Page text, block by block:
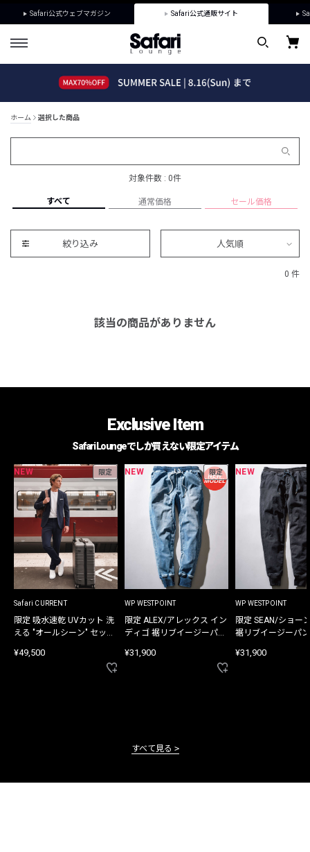
Safari公式ウェブマガジン Safari公式通販サイト
ホーム 選択した商品
対象件数 : 0件
すべて 通常価格 セール価格
絞り込み 人気順
0 件
該当の商品がありません
Exclusive Item
Safari Loungeでしか買えない限定アイテム
NEW 限定
Safari CURRENT
限定 吸水速乾 UVカット 洗
える "オールシーン" セット
¥49,500
NEW 限定
WP WESTPOINT
限定 ALEX/アレックス イン
ディゴ 裾リブイージーパン
¥31,900
NEW
WP WESTPOINT
限定 SEAN/ショー
裾リブイージーパ
¥31,900
すべて見る